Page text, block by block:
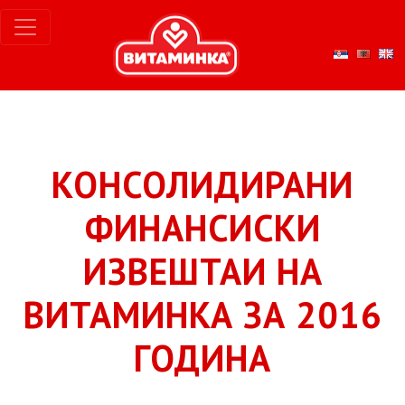
КОНСОЛИДИРАНИ
ФИНАНСИСКИ
ИЗВЕШТАИ НА
ВИТАМИНКА ЗА 2016
ГОДИНА